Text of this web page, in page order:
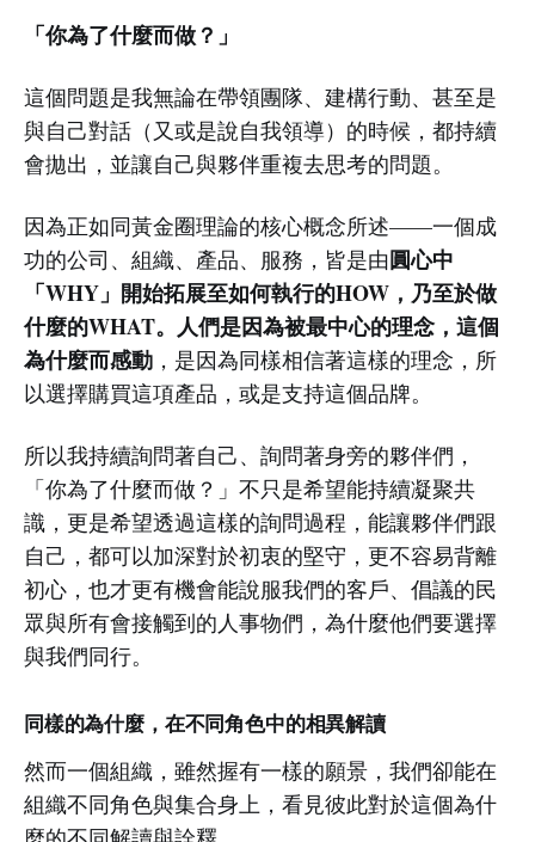
「你為了什麼而做？」
這個問題是我無論在帶領團隊、建構行動、甚至是
與自己對話（又或是說自我領導）的時候，都持續
會拋出，並讓自己與夥伴重複去思考的問題。
因為正如同黃金圈理論的核心概念所述——一個成
功的公司、組織、產品、服務，皆是由圓心中
「WHY」開始拓展至如何執行的HOW，乃至於做
什麼的WHAT。人們是因為被最中心的理念，這個
為什麼而感動 ，是因為同樣相信著這樣的理念，所
以選擇購買這項產品，或是支持這個品牌。
所以我持續詢問著自己、詢問著身旁的夥伴們，
「你為了什麼而做？」不只是希望能持續凝聚共
識，更是希望透過這樣的詢問過程，能讓夥伴們跟
自己，都可以加深對於初衷的堅守，更不容易背離
初心，也才更有機會能說服我們的客戶、倡議的民
眾與所有會接觸到的人事物們，為什麼他們要選擇
與我們同行。
同樣的為什麼，在不同角色中的相異解讀
然而一個組織，雖然握有一樣的願景，我們卻能在
組織不同角色與集合身上，看見彼此對於這個為什